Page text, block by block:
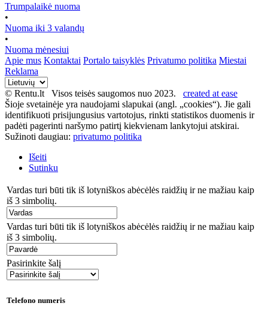
Trumpalaikė nuoma
•
Nuoma iki 3 valandų
•
Nuoma mėnesiui
Apie mus Kontaktai Portalo taisyklės Privatumo politika Miestai
Reklama
© Rentu.lt Visos teisės saugomos nuo 2023. created at ease
Šioje svetainėje yra naudojami slapukai (angl. „cookies“). Jie gali
identifikuoti prisijungusius vartotojus, rinkti statistikos duomenis ir
padėti pagerinti naršymo patirtį kiekvienam lankytojui atskirai.
Sužinoti daugiau: privatumo politika
Išeiti
Sutinku
Vardas turi būti tik iš lotyniškos abėcėlės raidžių ir ne mažiau kaip
iš 3 simbolių.
Vardas turi būti tik iš lotyniškos abėcėlės raidžių ir ne mažiau kaip
iš 3 simbolių.
Pasirinkite šalį
Telefono numeris